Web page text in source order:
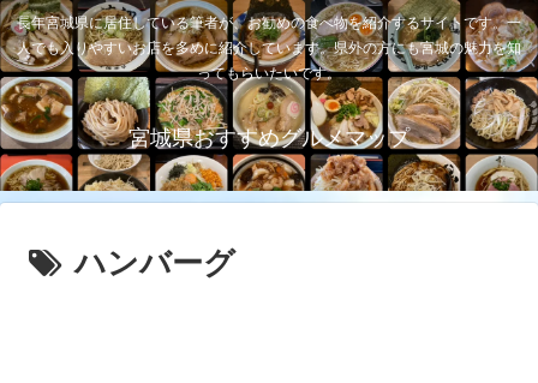
長年宮城県に居住している筆者が、お勧めの食べ物を紹介するサイトです。一
人でも入りやすいお店を多めに紹介しています。県外の方にも宮城の魅力を知
ってもらいたいです。
宮城県おすすめグルメマップ
ハンバーグ